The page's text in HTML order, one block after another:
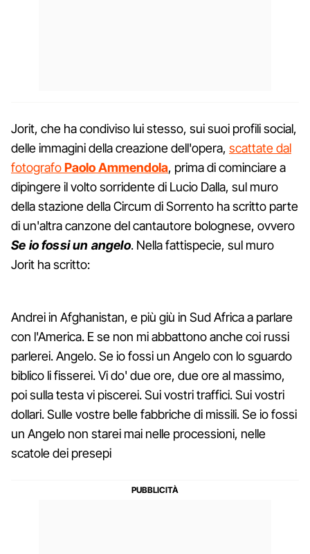
Jorit, che ha condiviso lui stesso, sui suoi profili social,
delle immagini della creazione dell'opera, scattate dal
fotografoPaolo Ammendola, prima di cominciare a
dipingere il volto sorridente di Lucio Dalla, sul muro
della stazione della Circum di Sorrento ha scritto parte
di un'altra canzone del cantautore bolognese, ovvero
Se io fossi un angelo. Nella fattispecie, sul muro
Jorit ha scritto:
Andrei in Afghanistan, e più giù in Sud Africa a parlare
con l'America. E se non mi abbattono anche coi russi
parlerei. Angelo. Se io fossi un Angelo con lo sguardo
biblico li fisserei. Vi do' due ore, due ore al massimo,
poi sulla testa vi piscerei. Sui vostri traffici. Sui vostri
dollari. Sulle vostre belle fabbriche di missili. Se io fossi
un Angelo non starei mai nelle processioni, nelle
scatole dei presepi